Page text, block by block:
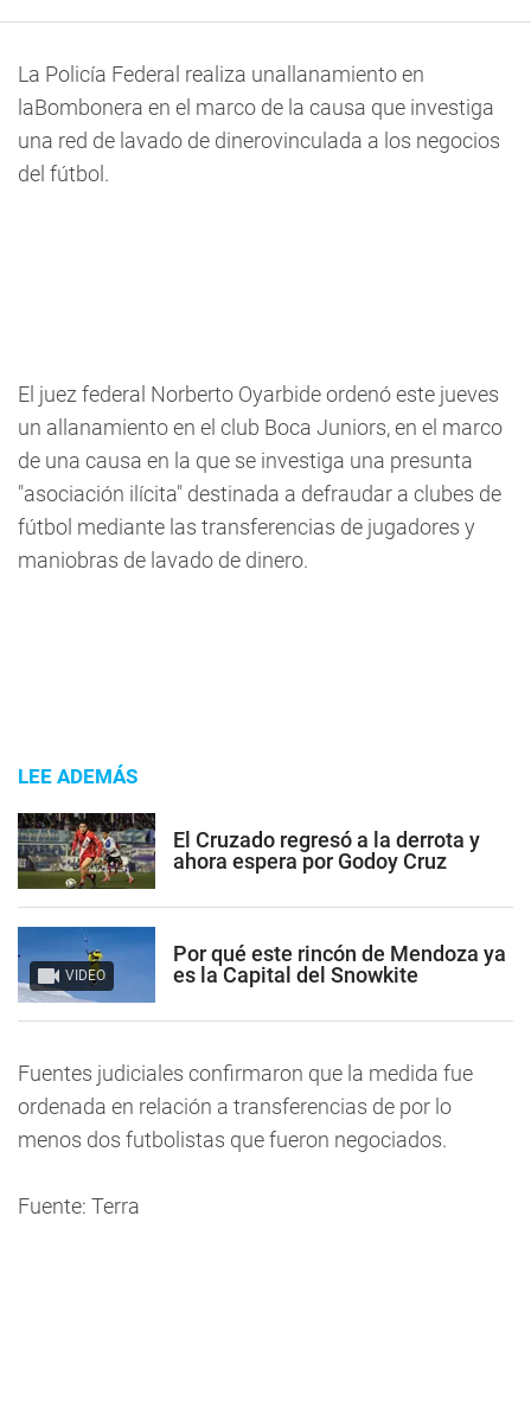
La Policía Federal realiza unallanamiento en
laBombonera en el marco de la causa que investiga
una red de lavado de dinerovinculada a los negocios
del fútbol.
El juez federal Norberto Oyarbide ordenó este jueves
un allanamiento en el club Boca Juniors, en el marco
de una causa en la que se investiga una presunta
"asociación ilícita" destinada a defraudar a clubes de
fútbol mediante las transferencias de jugadores y
maniobras de lavado de dinero.
LEE ADEMÁS
El Cruzado regresó a la derrota y
ahora espera por Godoy Cruz
VIDEO
Por qué este rincón de Mendoza ya
es la Capital del Snowkite
Fuentes judiciales confirmaron que la medida fue
ordenada en relación a transferencias de por lo
menos dos futbolistas que fueron negociados.
Fuente: Terra